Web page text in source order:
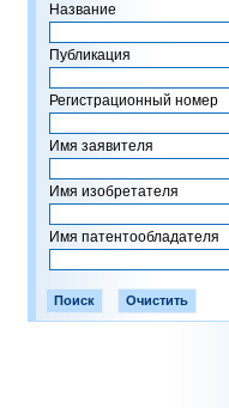
Название
Публикация
Регистрационный номер
Имя заявителя
Имя изобретателя
Имя патентообладателя